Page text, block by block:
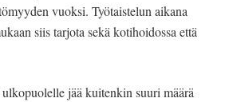
vuoksi. Työtaistelun aikana
siis tarjota sekä kotihoidossa että
jää kuitenkin suuri määrä